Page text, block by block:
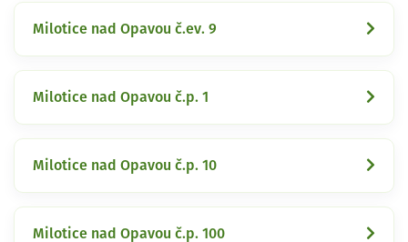
Milotice nad Opavou č.ev. 9
Milotice nad Opavou č.p. 1
Milotice nad Opavou č.p. 10
Milotice nad Opavou č.p. 100